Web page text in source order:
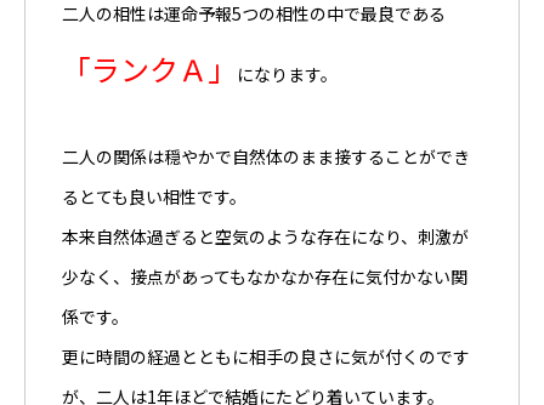
二人の相性は運命予報5つの相性の中で最良である
「ランクＡ」 になります。
二人の関係は穏やかで自然体のまま接することができ
るとても良い相性です。
本来自然体過ぎると空気のような存在になり、刺激が
少なく、接点があってもなかなか存在に気付かない関
係です。
更に時間の経過とともに相手の良さに気が付くのです
が、二人は1年ほどで結婚にたどり着いています。